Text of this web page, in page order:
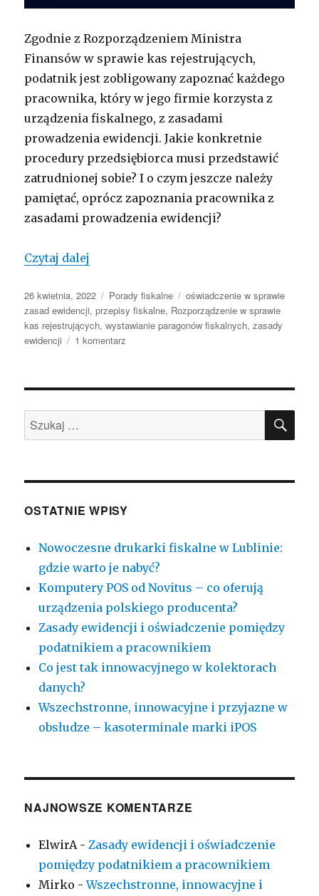
Zgodnie z Rozporządzeniem Ministra
Finansów w sprawie kas rejestrujących,
podatnik jest zobligowany zapoznać każdego
pracownika, który w jego firmie korzysta z
urządzenia fiskalnego, z zasadami
prowadzenia ewidencji. Jakie konkretnie
procedury przedsiębiorca musi przedstawić
zatrudnionej sobie? I o czym jeszcze należy
pamiętać, oprócz zapoznania pracownika z
zasadami prowadzenia ewidencji?
Czytaj dalej
Opublikowano
26 kwietnia, 2022 Kategorie
Porady fiskalne Tagi
oświadczenie w sprawie
zasad ewidencji,przepisy fiskalne, Rozporządzenie w sprawie
kas rejestrujących,wystawianie paragonów fiskalnych,zasady
ewidencji
1 komentarz
i
pomiędzy
a
Szukaj:
OSTATNIE WPISY
Nowoczesne drukarki fiskalne w Lublinie:
gdzie warto je nabyć?
Komputery POS od Novitus – co oferują
urządzenia polskiego producenta?
Zasady ewidencji i oświadczenie pomiędzy
podatnikiem a pracownikiem
Co jest tak innowacyjnego w kolektorach
danych?
Wszechstronne, innowacyjne i przyjazne w
obsłudze – kasoterminale marki iPOS
NAJNOWSZE KOMENTARZE
ElwirA -Zasady ewidencji i oświadczenie
pomiędzy podatnikiem a pracownikiem
Mirko -Wszechstronne, innowacyjne i